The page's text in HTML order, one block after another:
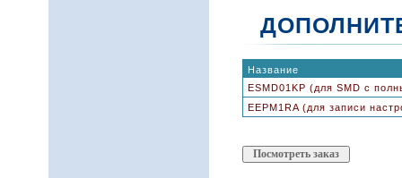
Название
ESMD01KP (для SMD с
EEPM1RA (для записи